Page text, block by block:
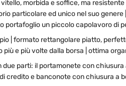
morbida e soffice, ma
particolare ed unico nel suo genere
portafoglio un piccolo capolavoro di
| formato rettangolare piatto,
più e più volte dalla borsa | ottima
due parti: il portamonete con
credito e banconote con chiusura a